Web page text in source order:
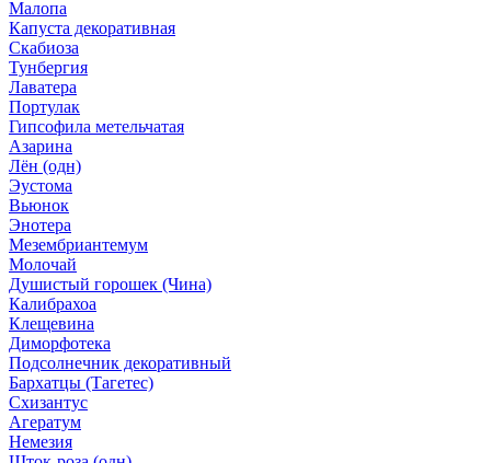
Малопа
Капуста декоративная
Скабиоза
Тунбергия
Лаватера
Портулак
Гипсофила метельчатая
Азарина
Лён (одн)
Эустома
Вьюнок
Энотера
Мезембриантемум
Молочай
Душистый горошек (Чина)
Калибрахоа
Клещевина
Диморфотека
Подсолнечник декоративный
Бархатцы (Тагетес)
Схизантус
Агератум
Немезия